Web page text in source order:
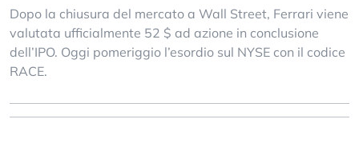
Dopo la chiusura del mercato a Wall Street, Ferrari viene
valutata ufficialmente 52 $ ad azione in conclusione
dell’IPO. Oggi pomeriggio l’esordio sul NYSE con il codice
RACE.